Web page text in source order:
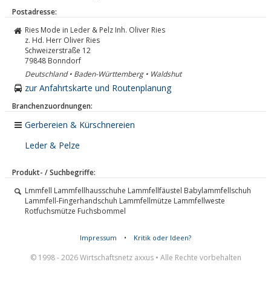
Postadresse:
Ries Mode in Leder & Pelz Inh. Oliver Ries
z. Hd. Herr Oliver Ries
Schweizerstraße 12
79848 Bonndorf
Deutschland • Baden-Württemberg • Waldshut
zur Anfahrtskarte und Routenplanung
Branchenzuordnungen:
Gerbereien & Kürschnereien
Leder & Pelze
Produkt- / Suchbegriffe:
Lmmfell Lammfellhausschuhe Lammfellfäustel Babylammfellschuh
Lammfell-Fingerhandschuh Lammfellmütze Lammfellweste
Rotfuchsmütze Fuchsbommel
Impressum • Kritik oder Ideen?
© 1998 - 2026 Wirtschaftsnetz axxus • Alle Rechte vorbehalten